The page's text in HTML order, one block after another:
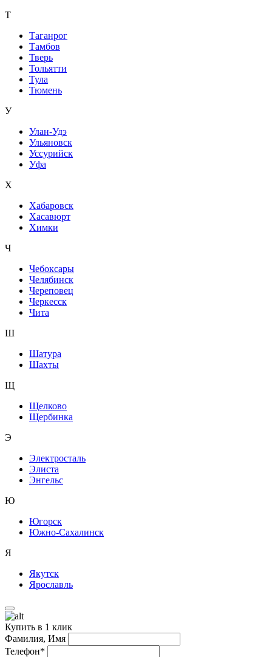
Т
Таганрог
Тамбов
Тверь
Тольятти
Тула
Тюмень
У
Улан-Удэ
Ульяновск
Уссурийск
Уфа
Х
Хабаровск
Хасавюрт
Химки
Ч
Чебоксары
Челябинск
Череповец
Черкесск
Чита
Ш
Шатура
Шахты
Щ
Щелково
Щербинка
Э
Электросталь
Элиста
Энгельс
Ю
Югорск
Южно-Сахалинск
Я
Якутск
Ярославль
Купить в 1 клик
Фамилия, Имя
Телефон*